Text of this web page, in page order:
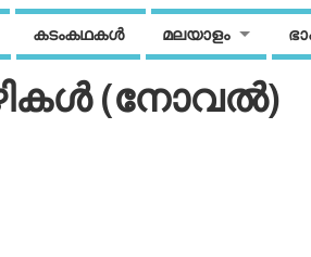
കടംകഥകള്‍ മലയാളം
(നോവല്‍)